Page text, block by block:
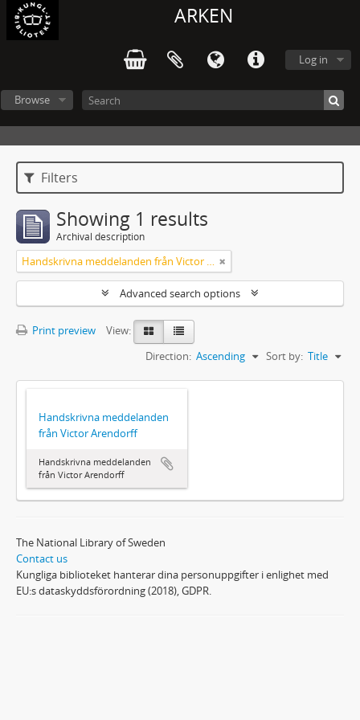
ARKEN
Log in
Browse
Filters
Showing 1 results
Archival description
Handskrivna meddelanden från Victor Arendorff
Advanced search options
Print preview
View:
Sort by: Title
Direction: Ascending
Handskrivna meddelanden
från Victor Arendorff
Handskrivna meddelanden
från Victor Arendorff
The National Library of Sweden
Contact us
Kungliga biblioteket hanterar dina personuppgifter i enlighet med
EU:s dataskyddsförordning (2018), GDPR.